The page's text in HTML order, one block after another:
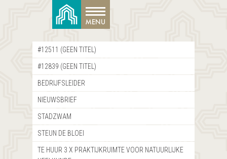
#12511 (GEEN TITEL)
#12839 (GEEN TITEL)
BEDRIJFSLEIDER
NIEUWSBRIEF
STADZWAM
STEUN DE BLOEI
TE HUUR 3 X PRAKTIJKRUIMTE VOOR NATUURLIJKE